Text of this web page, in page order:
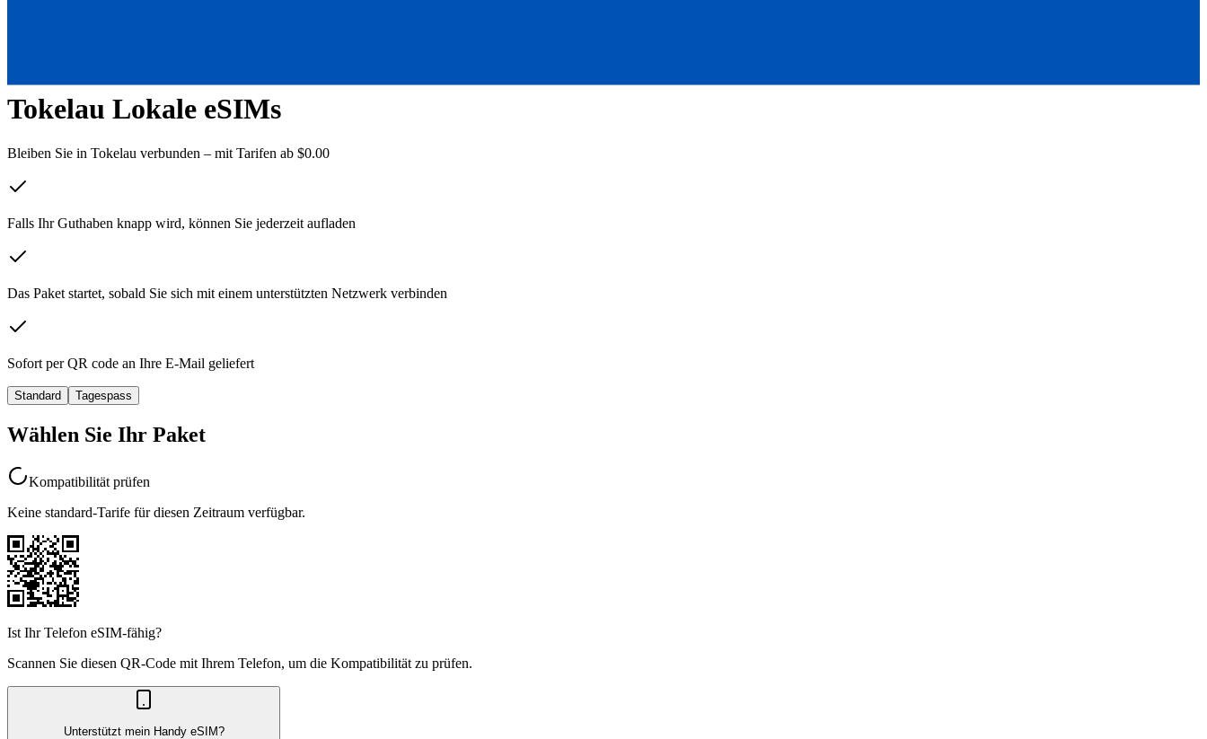
Tokelau Lokale eSIMs
Bleiben Sie in Tokelau verbunden – mit Tarifen ab $0.00
Falls Ihr Guthaben knapp wird, können Sie jederzeit aufladen
Das Paket startet, sobald Sie sich mit einem unterstützten Netzwerk verbinden
Sofort per QR code an Ihre E-Mail geliefert
Standard Tagespass
Wählen Sie Ihr Paket
Kompatibilität prüfen
Keine standard-Tarife für diesen Zeitraum verfügbar.
Ist Ihr Telefon eSIM-fähig?
Scannen Sie diesen QR-Code mit Ihrem Telefon, um die Kompatibilität zu prüfen.
Unterstützt mein Handy eSIM?